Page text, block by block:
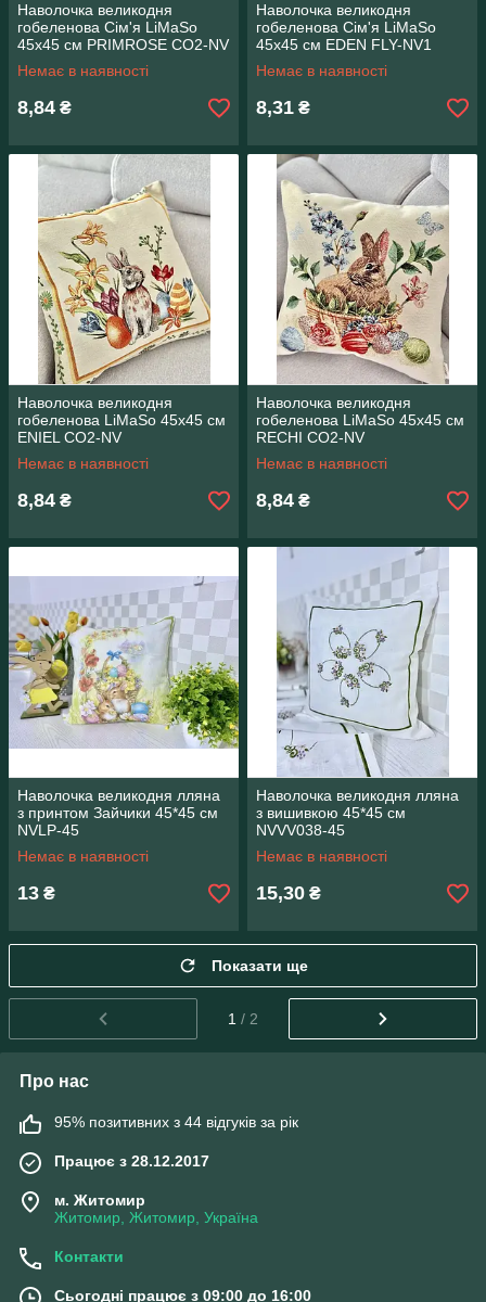
Наволочка великодня
гобеленова Сім'я LiMaSo
45х45 см PRIMROSE CO2-NV
Немає в наявності
8,84 ₴
Наволочка великодня
гобеленова Сім'я LiMaSo
45х45 см EDEN FLY-NV1
Немає в наявності
8,31 ₴
Наволочка великодня
гобеленова LiMaSo 45х45 см
ENIEL CO2-NV
Немає в наявності
8,84 ₴
Наволочка великодня
гобеленова LiMaSo 45х45 см
RECHI CO2-NV
Немає в наявності
8,84 ₴
Наволочка великодня лляна
з принтом Зайчики 45*45 см
NVLP-45
Немає в наявності
13 ₴
Наволочка великодня лляна
з вишивкою 45*45 см
NVVV038-45
Немає в наявності
15,30 ₴
Показати ще
1 / 2
Про нас
95% позитивних з 44 відгуків за рік
Працює з 28.12.2017
м. Житомир
Житомир, Житомир, Україна
Контакти
Сьогодні працює з 09:00 до 16:00